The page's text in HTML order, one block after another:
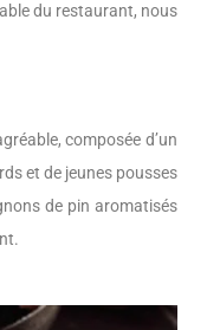
du restaurant, nous
composée d’un
et de jeunes pousses
de pin aromatisés